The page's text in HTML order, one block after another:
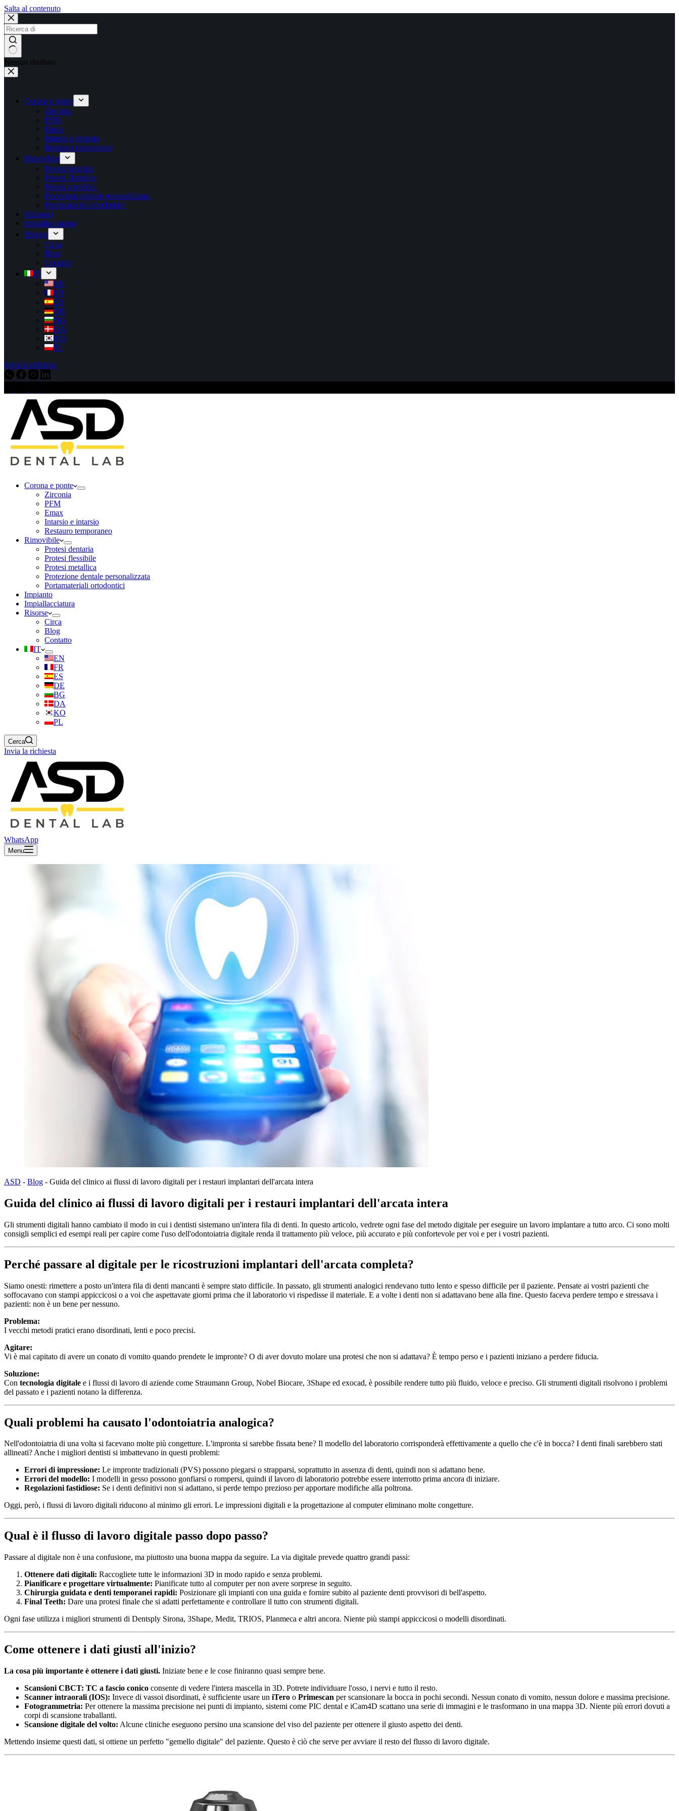
Salta al contenuto
Nessun risultato
Corona e ponte
Zirconia
PFM
Emax
Intarsio e intarsio
Restauro temporaneo
Rimovibile
Protesi dentaria
Protesi flessibile
Protesi metallica
Protezione dentale personalizzata
Portamateriali ortodontici
Impianto
Impiallacciatura
Risorse
Circa
Blog
Contatto
IT
EN
FR
ES
DE
BG
DA
KO
PL
Invia la richiesta
Corona e ponte
Zirconia
PFM
Emax
Intarsio e intarsio
Restauro temporaneo
Rimovibile
Protesi dentaria
Protesi flessibile
Protesi metallica
Protezione dentale personalizzata
Portamateriali ortodontici
Impianto
Impiallacciatura
Risorse
Circa
Blog
Contatto
IT
EN
FR
ES
DE
BG
DA
KO
PL
Cerca
Invia la richiesta
WhatsApp
Menu
ASD - Blog - Guida del clinico ai flussi di lavoro digitali per i restauri implantari dell'arcata intera
Guida del clinico ai flussi di lavoro digitali per i restauri implantari dell'arcata intera
Gli strumenti digitali hanno cambiato il modo in cui i dentisti sistemano un'intera fila di denti. In questo articolo, vedrete ogni fase del metodo digitale per eseguire un lavoro implantare a tutto arco. Ci sono molti
consigli semplici ed esempi reali per capire come l'uso dell'odontoiatria digitale renda il trattamento più veloce, più accurato e più confortevole per voi e per i vostri pazienti.
Perché passare al digitale per le ricostruzioni implantari dell'arcata completa?
Siamo onesti: rimettere a posto un'intera fila di denti mancanti è sempre stato difficile. In passato, gli strumenti analogici rendevano tutto lento e spesso difficile per il paziente. Pensate ai vostri pazienti che
soffocavano con stampi appiccicosi o a voi che aspettavate giorni prima che il laboratorio vi rispedisse il materiale. E a volte i denti non si adattavano bene alla fine. Questo faceva perdere tempo e stressava i
pazienti: non è un bene per nessuno.
Problema:
I vecchi metodi pratici erano disordinati, lenti e poco precisi.
Agitare:
Vi è mai capitato di avere un conato di vomito quando prendete le impronte? O di aver dovuto molare una protesi che non si adattava? È tempo perso e i pazienti iniziano a perdere fiducia.
Soluzione:
Con tecnologia digitale e i flussi di lavoro di aziende come Straumann Group, Nobel Biocare, 3Shape ed exocad, è possibile rendere tutto più fluido, veloce e preciso. Gli strumenti digitali risolvono i problemi
del passato e i pazienti notano la differenza.
Quali problemi ha causato l'odontoiatria analogica?
Nell'odontoiatria di una volta si facevano molte più congetture. L'impronta si sarebbe fissata bene? Il modello del laboratorio corrisponderà effettivamente a quello che c'è in bocca? I denti finali sarebbero stati
allineati? Anche i migliori dentisti si imbattevano in questi problemi:
Errori di impressione: Le impronte tradizionali (PVS) possono piegarsi o strapparsi, soprattutto in assenza di denti, quindi non si adattano bene.
Errori del modello: I modelli in gesso possono gonfiarsi o rompersi, quindi il lavoro di laboratorio potrebbe essere interrotto prima ancora di iniziare.
Regolazioni fastidiose: Se i denti definitivi non si adattano, si perde tempo prezioso per apportare modifiche alla poltrona.
Oggi, però, i flussi di lavoro digitali riducono al minimo gli errori. Le impressioni digitali e la progettazione al computer eliminano molte congetture.
Qual è il flusso di lavoro digitale passo dopo passo?
Passare al digitale non è una confusione, ma piuttosto una buona mappa da seguire. La via digitale prevede quattro grandi passi:
Ottenere dati digitali: Raccogliete tutte le informazioni 3D in modo rapido e senza problemi.
Pianificare e progettare virtualmente: Pianificate tutto al computer per non avere sorprese in seguito.
Chirurgia guidata e denti temporanei rapidi: Posizionare gli impianti con una guida e fornire subito al paziente denti provvisori di bell'aspetto.
Final Teeth: Dare una protesi finale che si adatti perfettamente e controllare il tutto con strumenti digitali.
Ogni fase utilizza i migliori strumenti di Dentsply Sirona, 3Shape, Medit, TRIOS, Planmeca e altri ancora. Niente più stampi appiccicosi o modelli disordinati.
Come ottenere i dati giusti all'inizio?
La cosa più importante è ottenere i dati giusti. Iniziate bene e le cose finiranno quasi sempre bene.
Scansioni CBCT: TC a fascio conico consente di vedere l'intera mascella in 3D. Potrete individuare l'osso, i nervi e tutto il resto.
Scanner intraorali (IOS): Invece di vassoi disordinati, è sufficiente usare un iTero o Primescan per scansionare la bocca in pochi secondi. Nessun conato di vomito, nessun dolore e massima precisione.
Fotogrammetria: Per ottenere la massima precisione nei punti di impianto, sistemi come PIC dental e iCam4D scattano una serie di immagini e le trasformano in una mappa 3D. Niente più errori dovuti a
corpi di scansione traballanti.
Scansione digitale del volto: Alcune cliniche eseguono persino una scansione del viso del paziente per ottenere il giusto aspetto dei denti.
Mettendo insieme questi dati, si ottiene un perfetto "gemello digitale" del paziente. Questo è ciò che serve per avviare il resto del flusso di lavoro digitale.